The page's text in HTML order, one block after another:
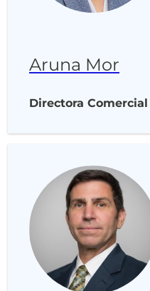
Aruna Mor
Directora Comercial